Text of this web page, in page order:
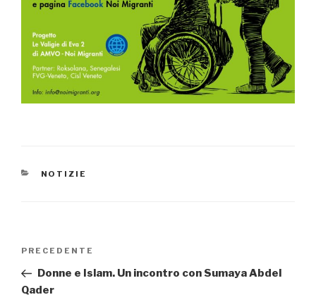
CATEGORIE
NOTIZIE
Navigazione
Articolo
precedente:
PRECEDENTE
Donne e Islam. Un incontro con Sumaya Abdel
Qader